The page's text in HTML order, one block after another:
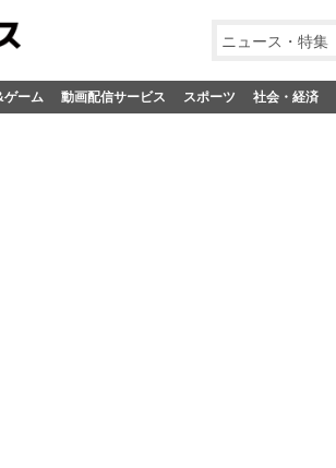
ニュース・特集
ゲーム 動画配信サービス スポーツ 社会・経済